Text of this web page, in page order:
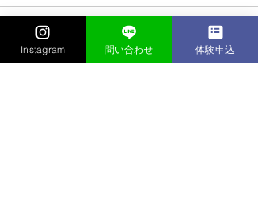
Instagram 問い合わせ 体験申込